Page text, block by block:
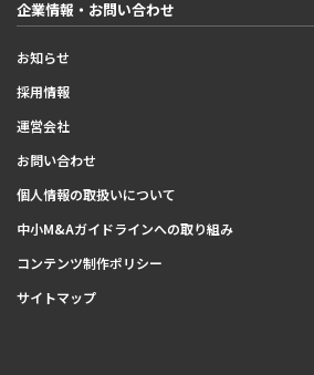
企業情報・お問い合わせ
お知らせ
採用情報
運営会社
お問い合わせ
個人情報の取扱いについて
中小M&Aガイドラインへの取り組み
コンテンツ制作ポリシー
サイトマップ